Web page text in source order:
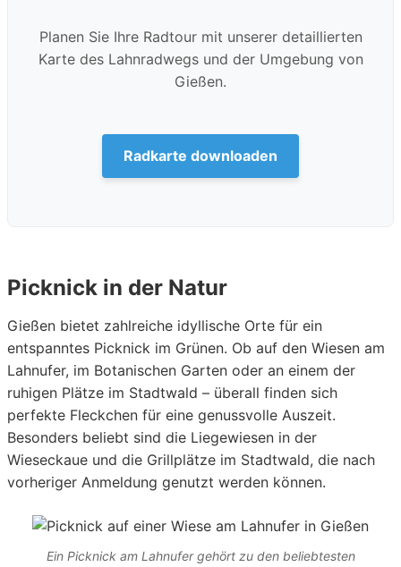
Planen Sie Ihre Radtour mit unserer detaillierten
Karte des Lahnradwegs und der Umgebung von
Gießen.
Radkarte downloaden
Picknick in der Natur
Gießen bietet zahlreiche idyllische Orte für ein
entspanntes Picknick im Grünen. Ob auf den Wiesen am
Lahnufer, im Botanischen Garten oder an einem der
ruhigen Plätze im Stadtwald – überall finden sich
perfekte Fleckchen für eine genussvolle Auszeit.
Besonders beliebt sind die Liegewiesen in der
Wieseckaue und die Grillplätze im Stadtwald, die nach
vorheriger Anmeldung genutzt werden können.
Ein Picknick am Lahnufer gehört zu den beliebtesten